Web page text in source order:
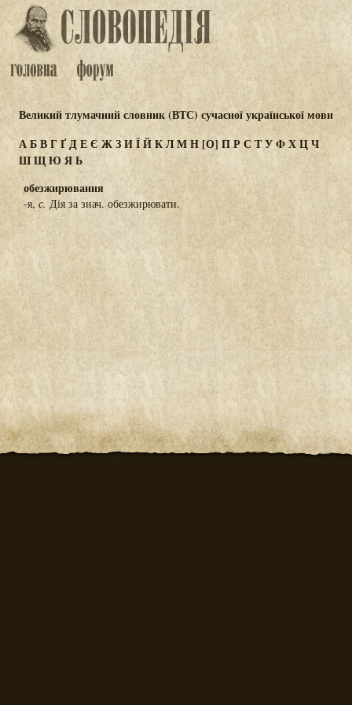
Великий тлумачний словник (ВТС) сучасної української мови
АБВГҐДЕЄ ЖЗИЇЙКЛМН[О] ПР СТУФХЦЧ
ШЩЮЯЬ
обезжирювання
-я, с. Дія за знач. обезжирювати.